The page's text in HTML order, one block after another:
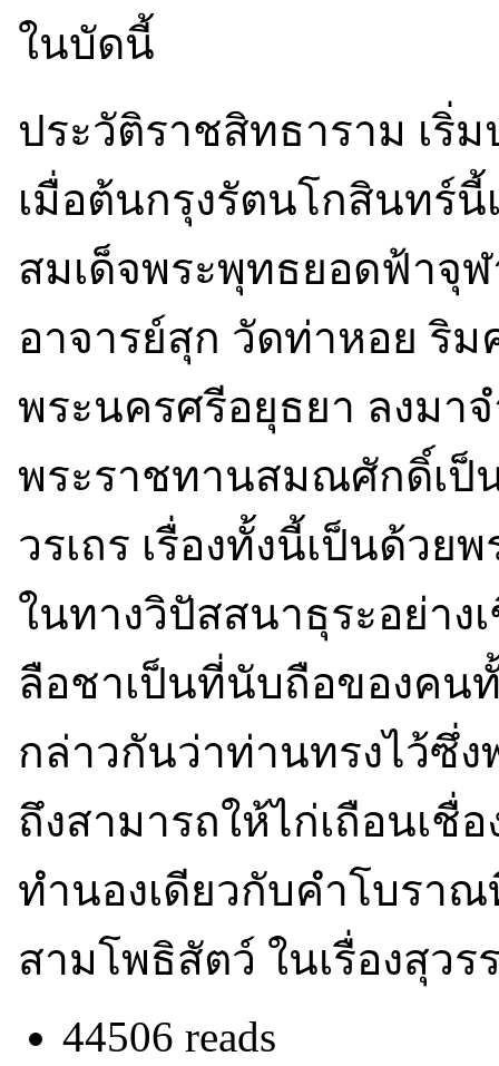
ในบัดนี้
ประวัติราชสิทธาราม เริ่
เมื่อต้นกรุงรัตนโกสินทร์นี้
สมเด็จพระพุทธยอดฟ้าจุ
อาจารย์สุก วัดท่าหอย ริ
พระนครศรีอยุธยา ลงมา
พระราชทานสมณศักดิ์เ
วรเถร เรื่องทั้งนี้เป็นด้ว
ในทางวิปัสสนาธุระอย่าง
ลือชาเป็นที่นับถือของคน
กล่าวกันว่าท่านทรงไว้ซึ่
ถึงสามารถให้ไก่เถือนเ
ทำนองเดียวกับคำโบรา
สามโพธิสัตว์ ในเรื่องสุว
44506 reads